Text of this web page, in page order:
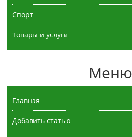
Спорт
Товары и услуги
Меню
Главная
Добавить статью